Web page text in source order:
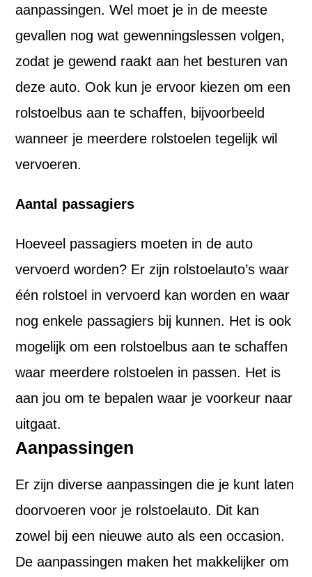
aanpassingen. Wel moet je in de meeste
gevallen nog wat gewenningslessen volgen,
zodat je gewend raakt aan het besturen van
deze auto. Ook kun je ervoor kiezen om een
rolstoelbus aan te schaffen, bijvoorbeeld
wanneer je meerdere rolstoelen tegelijk wil
vervoeren.
Aantal passagiers
Hoeveel passagiers moeten in de auto
vervoerd worden? Er zijn rolstoelauto’s waar
één rolstoel in vervoerd kan worden en waar
nog enkele passagiers bij kunnen. Het is ook
mogelijk om een rolstoelbus aan te schaffen
waar meerdere rolstoelen in passen. Het is
aan jou om te bepalen waar je voorkeur naar
uitgaat.
Aanpassingen
Er zijn diverse aanpassingen die je kunt laten
doorvoeren voor je rolstoelauto. Dit kan
zowel bij een nieuwe auto als een occasion.
De aanpassingen maken het makkelijker om